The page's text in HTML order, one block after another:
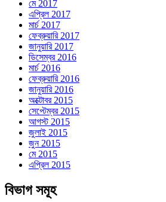
মে 2017
এপ্রিল 2017
মার্চ 2017
ফেব্রুয়ারি 2017
জানুয়ারি 2017
ডিসেম্বর 2016
মার্চ 2016
ফেব্রুয়ারি 2016
জানুয়ারি 2016
অক্টোবর 2015
সেপ্টেম্বর 2015
আগস্ট 2015
জুলাই 2015
জুন 2015
মে 2015
এপ্রিল 2015
বিভাগ সমূহ